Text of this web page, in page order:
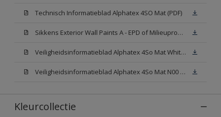
Technisch Informatieblad Alphatex 4SO Mat (PDF)
Sikkens Exterior Wall Paints A - EPD of Milieuproductverklaring
Veiligheidsinformatieblad Alphatex 4So Mat White W05 (MSDS)
Veiligheidsinformatieblad Alphatex 4So Mat N00 (MSDS)
Kleurcollectie